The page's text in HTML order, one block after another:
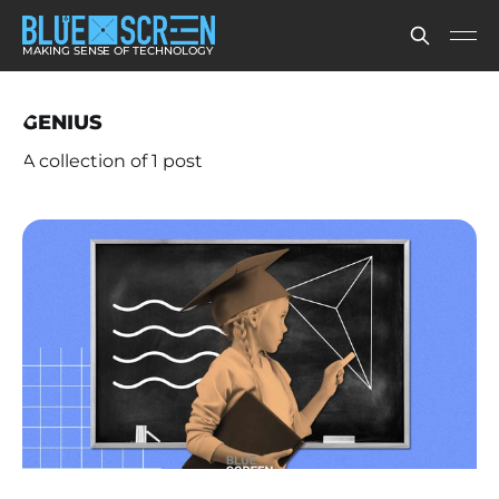
MAKING SENSE OF TECHNOLOGY
GENIUS
A collection of 1 post